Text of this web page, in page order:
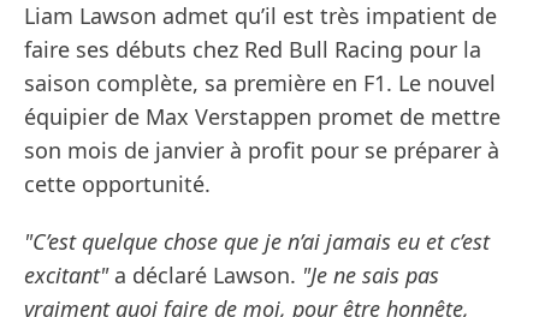
Liam Lawson admet qu’il est très impatient de
faire ses débuts chez Red Bull Racing pour la
saison complète, sa première en F1. Le nouvel
équipier de Max Verstappen promet de mettre
son mois de janvier à profit pour se préparer à
cette opportunité.
"C’est quelque chose que je n’ai jamais eu et c’est
excitant"a déclaré Lawson. "Je ne sais pas
vraiment quoi faire de moi, pour être honnête,